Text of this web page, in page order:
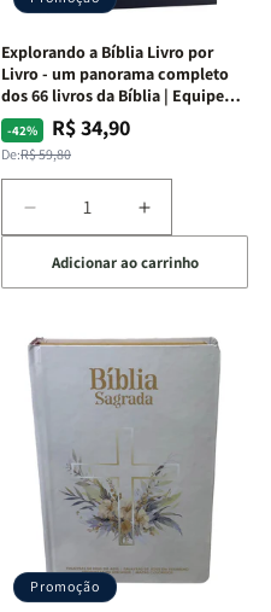
|
|
Explorando a Bíblia Livro por
Livro - um panorama completo
dos 66 livros da Bíblia | Equipe
teológica Penkal
-42%
Preço
normal
De:R$ 59,80
Preço
promocional
R$ 34,90
Diminuir
a
quantidade
de
a
Bíblia
Livro
por
Livro
um
panorama
completo
dos
66
Aumentar
a
quantidade
de
a
Bíblia
Livro
-
um
panorama
completo
dos
Adicionar ao carrinho
Promoção